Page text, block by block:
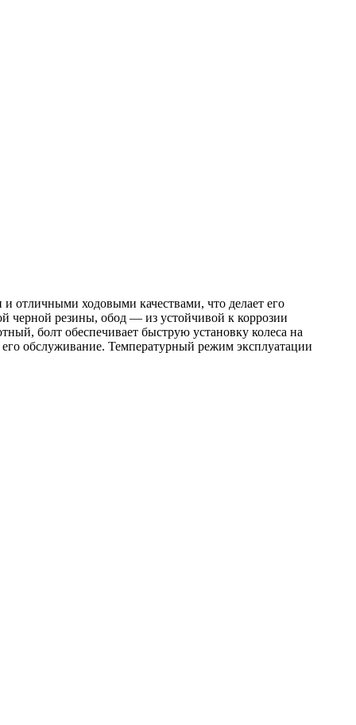
отличными ходовыми качествами, что делает его
черной резины, обод — из устойчивой к коррозии
болт обеспечивает быструю установку колеса на
обслуживание. Температурный режим эксплуатации